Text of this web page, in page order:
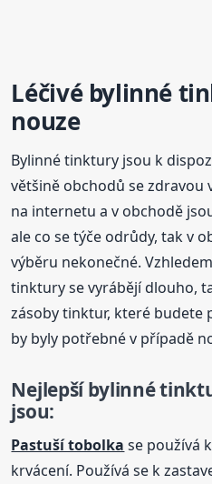
Léčivé bylinné
nouze
Bylinné tinktury jsou k
většině obchodů se zdravou
na internetu a v obchodě
ale co se týče odrůdy, tak v
výběru nekonečné.
tinktury se vyrábějí dlouho,
zásoby tinktur, které budete
by byly potřebné v případě
Nejlepší bylinné
jsou:
Pastuší tobolka se používá
krvácení. Používá se k